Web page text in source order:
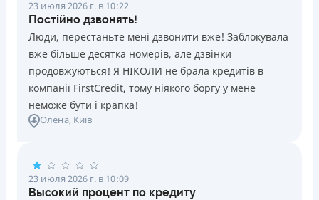
23 июля 2026 г. в 10:22
Постійно дзвонять!
Люди, перестаньте мені дзвонити вже! Заблокувала
вже більше десятка номерів, але дзвінки
продовжуються! Я НІКОЛИ не брала кредитів в
компанії FirstCredit, тому ніякого боргу у мене
неможе бути і крапка!
Олена, Київ
23 июля 2026 г. в 10:09
Высокий процент по кредиту